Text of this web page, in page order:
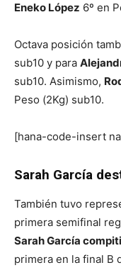
Eneko López 6º en
Octava posición
sub10 y para
sub10. Asimismo,
Peso (2Kg) sub10.
[hana-code-insert
Sarah García
También tuvo
primera semifinal
Sarah García
primera en la final B